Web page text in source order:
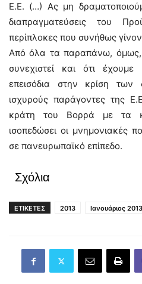
Ε.Ε. (…) Ας μη
διαπραγματεύσεις του
περίπλοκες που συνήθως
Από όλα τα παραπάνω, όμως,
συνεχιστεί και ότι
επεισόδια στην κρίση
ισχυρούς παράγοντες της
κράτη του Βορρά με τα
ισοπεδώσει οι μνημονιακές
σε πανευρωπαϊκό επίπεδο.
Σχόλια
ΕΤΙΚΕΤΕΣ 2013 Ιανουάριος 2013